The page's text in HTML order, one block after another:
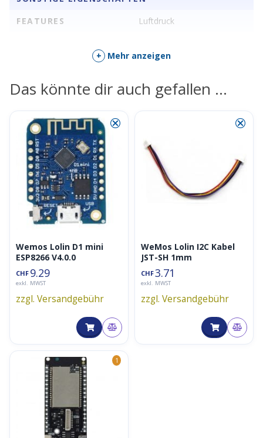
FEATURES
Luftdruck
+ Mehr anzeigen
Das könnte dir auch gefallen …
⮿
Wemos Lolin D1 mini
ESP8266 V4.0.0
CHF 9.29
exkl. MWST
zzgl. Versandgebühr
⮿
WeMos Lolin I2C Kabel
JST-SH 1mm
CHF3.71
exkl. MWST
zzgl. Versandgebühr
1